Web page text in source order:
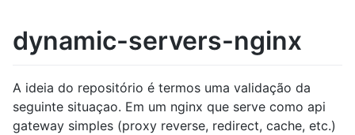
dynamic-servers-nginx
A ideia do repositório é termos uma validação da
seguinte situaçao. Em um nginx que serve como api
gateway simples (proxy reverse, redirect, cache, etc.)